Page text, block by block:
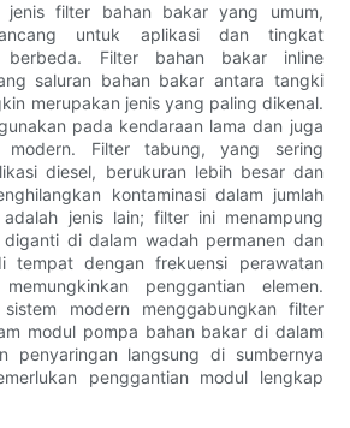
jenis filter bahan bakar yang umum,
untuk aplikasi dan tingkat
berbeda. Filter bahan bakar inline
saluran bahan bakar antara tangki
merupakan jenis yang paling dikenal.
pada kendaraan lama dan juga
modern. Filter tabung, yang sering
diesel, berukuran lebih besar dan
kontaminasi dalam jumlah
jenis lain; filter ini menampung
di dalam wadah permanen dan
tempat dengan frekuensi perawatan
penggantian elemen.
modern menggabungkan filter
modul pompa bahan bakar di dalam
penyaringan langsung di sumbernya
penggantian modul lengkap